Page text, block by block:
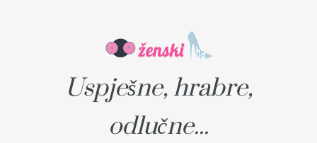
Uspješne, hrabre,
odlučne...